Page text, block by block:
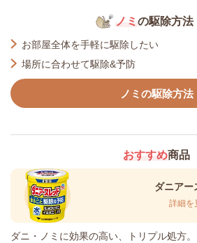
ノミの駆除方法
お部屋全体を手軽に駆除したい
場所に合わせて駆除&予防
ノミの駆除方法
おすすめ商品
ダニアー
詳細を
ダニ・ノミに効果の高い、トリプル処方。